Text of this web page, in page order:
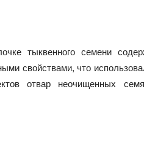
тыквенного семени
свойствами, что
отвар неочищенных